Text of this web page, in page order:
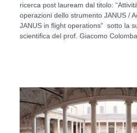
ricerca post lauream dal titolo:
operazioni dello strumento JANUS /
JANUS in flight operations” sotto la
scientifica del prof. Giacomo